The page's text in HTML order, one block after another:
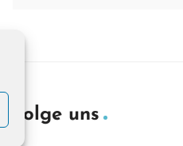
Folge uns